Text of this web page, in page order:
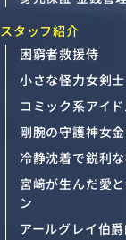
スタッフ紹介
困窮者救援侍
小さな怪力女剣士
コミック系アイ
剛腕の守護神女
冷静沈着で鋭利
宮﨑が生んだ愛
ン
アールグレイ伯